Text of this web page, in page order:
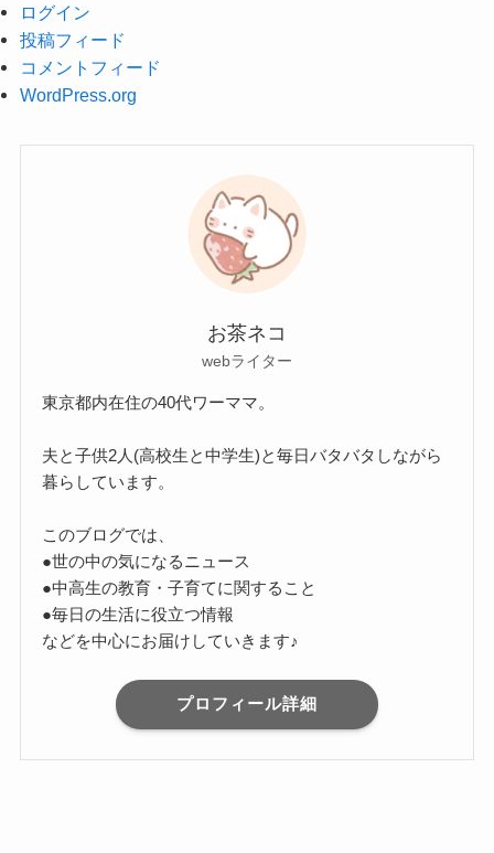
ログイン
投稿フィード
コメントフィード
WordPress.org
お茶ネコ
webライター
東京都内在住の40代ワーママ。
夫と子供2人(高校生と中学生)と毎日バタバタしながら
暮らしています。
このブログでは、
●世の中の気になるニュース
●中高生の教育・子育てに関すること
●毎日の生活に役立つ情報
などを中心にお届けしていきます♪
プロフィール詳細